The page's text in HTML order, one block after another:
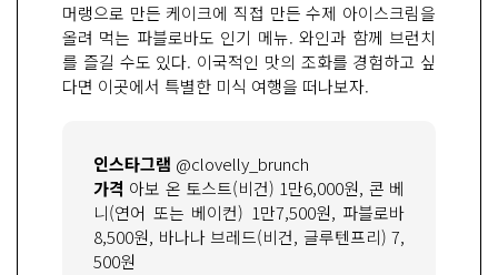
머랭으로 만든 케이크에 직접 만든 수제 아이스크림을
올려 먹는 파블로바도 인기 메뉴. 와인과 함께 브런치
를 즐길 수도 있다. 이국적인 맛의 조화를 경험하고 싶
다면 이곳에서 특별한 미식 여행을 떠나보자.
인스타그램 @clovelly_brunch
가격 아보 온 토스트(비건) 1만6,000원, 콘 베
니(연어 또는 베이컨) 1만7,500원, 파블로바
8,500원, 바나나 브레드(비건, 글루텐프리) 7,
500원